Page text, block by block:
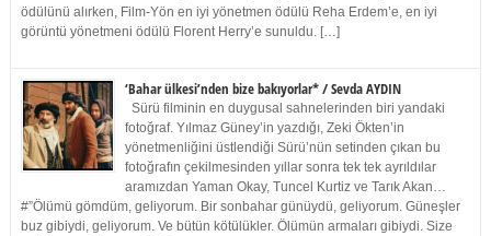
ödülünü alırken, Film-Yön en iyi yönetmen ödülü Reha Erdem’e, en iyi
görüntü yönetmeni ödülü Florent Herry’e sunuldu. […]
‘Bahar ülkesi’nden bize bakıyorlar* / Sevda AYDIN
Sürü filminin en duygusal sahnelerinden biri yandaki
fotoğraf. Yılmaz Güney’in yazdığı, Zeki Ökten’in
yönetmenliğini üstlendiği Sürü’nün setinden çıkan bu
fotoğrafın çekilmesinden yıllar sonra tek tek ayrıldılar
aramızdan Yaman Okay, Tuncel Kurtiz ve Tarık Akan…
#”Ölümü gömdüm, geliyorum. Bir sonbahar günüydü, geliyorum. Güneşler
buz gibiydi, geliyorum. Ve bütün kötülükler. Ölümün armaları gibiydi. Size